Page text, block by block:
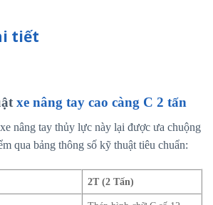
tiết
xe nâng tay cao càng C 2 tấn
nâng tay thủy lực này lại được ưa chuộng
qua bảng thông số kỹ thuật tiêu chuẩn:
2T (2 Tấn)